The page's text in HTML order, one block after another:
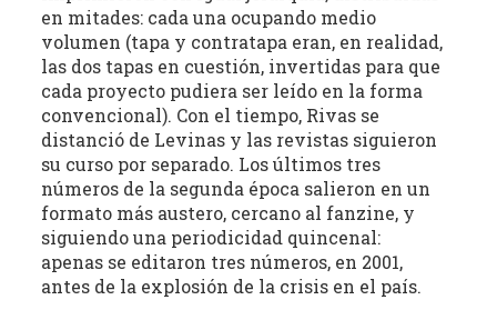
en mitades: cada una ocupando medio
volumen (tapa y contratapa eran, en realidad,
las dos tapas en cuestión, invertidas para que
cada proyecto pudiera ser leído en la forma
convencional). Con el tiempo, Rivas se
distanció de Levinas y las revistas siguieron
su curso por separado. Los últimos tres
números de la segunda época salieron en un
formato más austero, cercano al fanzine, y
siguiendo una periodicidad quincenal:
apenas se editaron tres números, en 2001,
antes de la explosión de la crisis en el país.